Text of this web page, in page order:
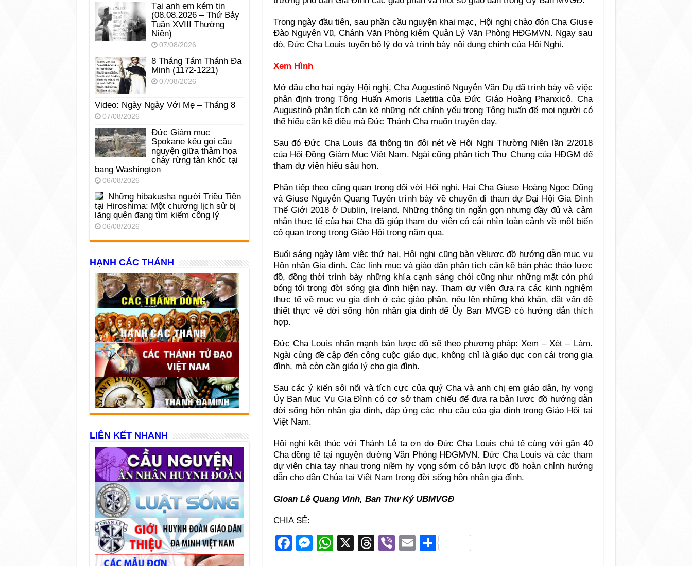
Trong ngày đầu tiên, sau phần cầu nguyện khai mạc, Hội nghị chào đón Cha Giuse
Đào Nguyên Vũ, Chánh Văn Phòng kiêm Quản Lý Văn Phòng HĐGMVN. Ngay sau
đó, Đức Cha Louis tuyên bố lý do và trình bày nội dung chính của Hội Nghị.
Xem Hình
Mở đầu cho hai ngày Hội nghị, Cha Augustinô Nguyễn Văn Dụ đã trình bày về việc
phân định trong Tông Huấn Amoris Laetitia của Đức Giáo Hoàng Phanxicô. Cha
Augustinô phân tích cặn kẽ những nét chính yếu trong Tông huấn để mọi người có
thể hiểu cặn kẽ điều mà Đức Thánh Cha muốn truyền dạy.
Sau đó Đức Cha Louis đã thông tin đôi nét về Hội Nghị Thường Niên lần 2/2018
của Hội Đồng Giám Mục Việt Nam. Ngài cũng phân tích Thư Chung của HĐGM để
tham dự viên hiểu sâu hơn.
Phần tiếp theo cũng quan trọng đối với Hội nghị. Hai Cha Giuse Hoàng Ngọc Dũng
và Giuse Nguyễn Quang Tuyến trình bày về chuyến đi tham dự Đại Hội Gia Đình
Thế Giới 2018 ở Dublin, Ireland. Những thông tin ngắn gọn nhưng đầy đủ và cảm
nhận thực tế của hai Cha đã giúp tham dự viên có cái nhìn toàn cảnh về một biến
cố quan trọng trong Giáo Hội trong năm qua.
Buổi sáng ngày làm việc thứ hai, Hội nghị cũng bàn vềlược đồ hướng dẫn mục vụ
Hôn nhân Gia đình. Các linh mục và giáo dân phân tích cặn kẽ bản phác thảo lược
đồ, đồng thời trình bày những khía cạnh sáng chói cũng như những mặt còn phủ
bóng tối trong đời sống gia đình hiện nay. Tham dự viên đưa ra các kinh nghiệm
thực tế về mục vụ gia đình ở các giáo phận, nêu lên những khó khăn, đặt vấn đề
thiết thực về đời sống hôn nhân gia đình để Ủy Ban MVGĐ có hướng dẫn thích
hợp.
Đức Cha Louis nhấn mạnh bản lược đồ sẽ theo phương pháp: Xem – Xét – Làm.
Ngài cùng đề cập đến công cuộc giáo dục, không chỉ là giáo dục con cái trong gia
đình, mà còn cần giáo lý cho gia đình.
Sau các ý kiến sôi nổi và tích cực của quý Cha và anh chị em giáo dân, hy vọng
Ủy Ban Mục Vụ Gia Đình có cơ sở tham chiếu để đưa ra bản lược đồ hướng dẫn
đời sống hôn nhân gia đình, đáp ứng các nhu cầu của gia đình trong Giáo Hội tại
Việt Nam.
Hội nghị kết thúc với Thánh Lễ tạ ơn do Đức Cha Louis chủ tế cùng với gần 40
Cha đồng tế tại nguyện đường Văn Phòng HĐGMVN. Đức Cha Louis và các tham
dự viên chia tay nhau trong niềm hy vọng sớm có bản lược đồ hoàn chỉnh hướng
dẫn cho dân Chúa tại Việt Nam trong đời sống hôn nhân gia đình.
Gioan Lê Quang Vinh, Ban Thư Ký UBMVGĐ
CHIA SẺ:
F
M
W
X
T
Vi
E S
Tại anh em kém tin
(08.08.2026 – Thứ Bảy
Tuần XVIII Thường
Niên)
07/08/2026
8 Tháng Tám Thánh Ða
Minh (1172-1221)
07/08/2026
Video: Ngày Ngày Với Mẹ – Tháng 8
07/08/2026
Đức Giám mục
Spokane kêu gọi cầu
nguyện giữa thảm họa
cháy rừng tàn khốc tại
bang Washington
06/08/2026
Những hibakusha người Triều Tiên
tại Hiroshima: Một chương lịch sử bị
lãng quên đang tìm kiếm công lý
06/08/2026
HẠNH CÁC THÁNH
LIÊN KẾT NHANH